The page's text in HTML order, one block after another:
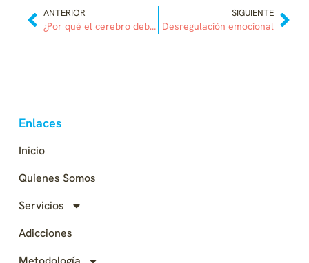
ANTERIOR
¿Por qué el cerebro debe ser educado?
SIGUIENTE
Desregulación emocional
Enlaces
Inicio
Quienes Somos
Servicios
Adicciones